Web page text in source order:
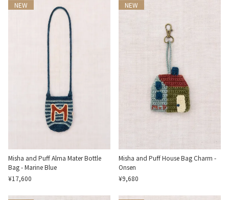
NEW
Misha and Puff Alma Mater Bottle
Bag - Marine Blue
¥17,600
NEW
Misha and Puff House Bag Charm -
Onsen
¥9,680